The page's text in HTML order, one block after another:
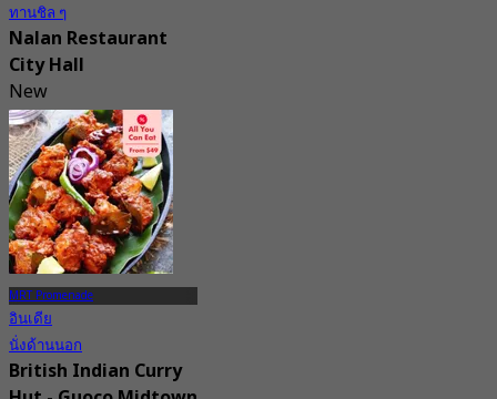
ทานชิล ๆ
Nalan Restaurant
City Hall
New
4.4
จากS$ 24.5
MRT Promenade
อินเดีย
นั่งด้านนอก
British Indian Curry